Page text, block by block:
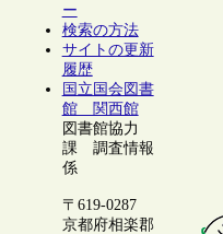
ー
検索の方法
サイトの更新
履歴
国立国会図書
館 関西館
図書館協力
課 調査情報
係
〒619-0287
京都府相楽郡